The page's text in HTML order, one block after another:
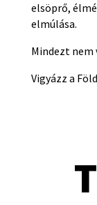
elsöprő,
elmúlása.
Mindezt
Vigyázz a